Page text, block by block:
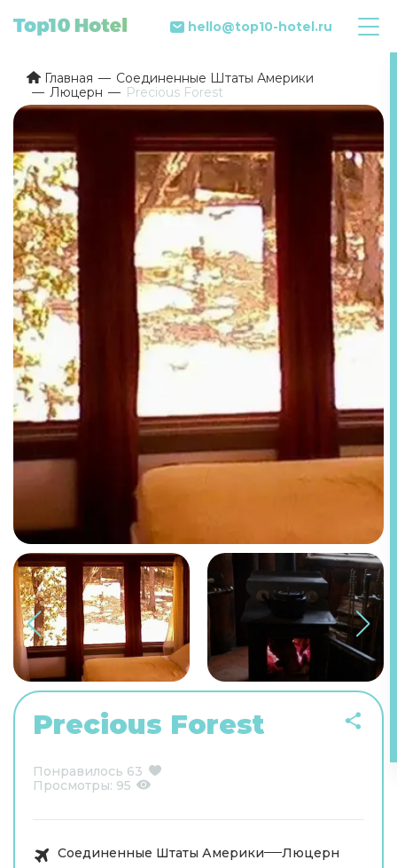
hello@top10-hotel.ru
Главная
Соединенные Штаты Америки
Люцерн
Precious Forest
Precious Forest
Понравилось 63
Просмотры: 95
Соединенные Штаты Америки Люцерн